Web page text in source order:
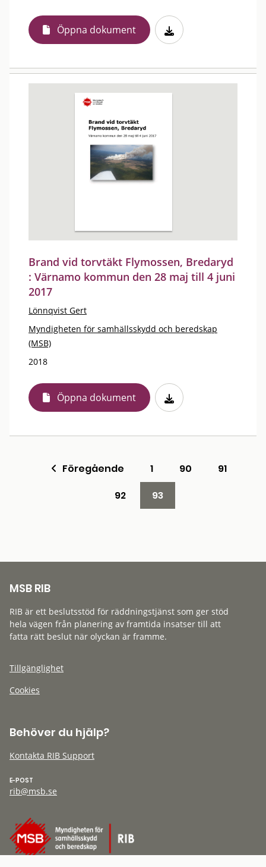
Öppna dokument
Brand vid torvtäkt Flymossen, Bredaryd
: Värnamo kommun den 28 maj till 4 juni
2017
Lönnqvist Gert
Myndigheten för samhällsskydd och beredskap
(MSB)
2018
Öppna dokument
Föregående 1 90
91
92
93
MSB RIB
RIB är ett beslutsstöd för räddningstjänst som ger stöd
hela vägen från planering av framtida insatser till att
fatta rätt beslut när olyckan är framme.
Tillgänglighet
Cookies
Behöver du hjälp?
Kontakta RIB Support
E-POST
rib@msb.se